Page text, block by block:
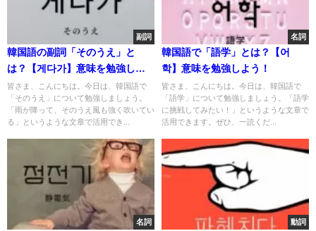
副詞
韓国語の副詞「そのうえ」と
は？【게다가】意味を勉強しよ
う！
皆さま、こんにちは。今日は、韓国語で
「そのうえ」について勉強しましょう。
「雨が降って、そのうえ風も強く吹いてい
る」というような文章で活用でき...
名詞
韓国語で「語学」とは？【어
학】意味を勉強しよう！
皆さま、こんにちは。今日は、韓国語で
「語学」について勉強しましょう。「語学
に挑戦してみたい！」というような文章で
活用できます。ぜひ、一読くだ...
名詞 動詞